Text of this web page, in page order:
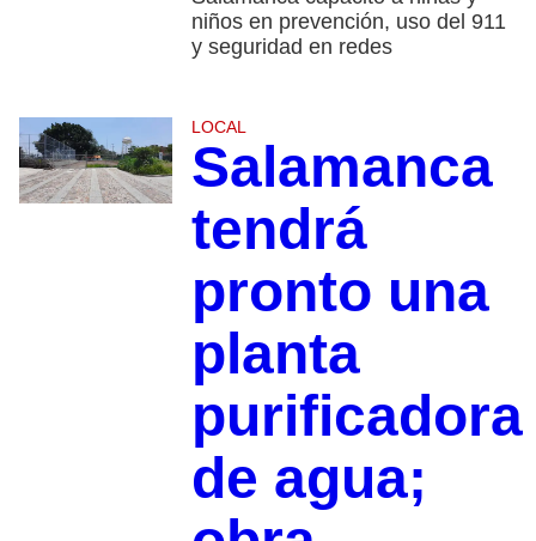
niños en prevención, uso del 911
y seguridad en redes
LOCAL
Salamanca
tendrá
pronto una
planta
purificadora
de agua;